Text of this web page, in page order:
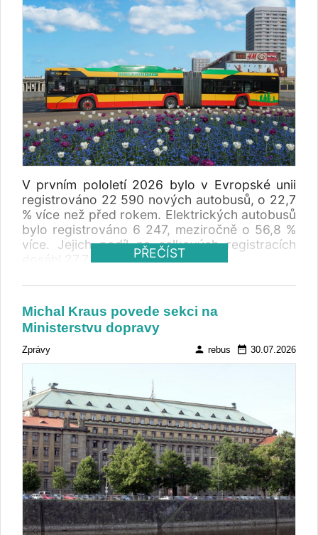
V prvním pololetí 2026 bylo v Evropské unii
registrováno 22 590 nových autobusů, o 22,7
% více než před rokem. Elektrických autobusů
bylo registrováno 6 247, meziročně o 56,8 %
více. Jejich podíl na celkových registracích
dosáhl 27,7 %.
PŘEČÍST
Michal Kraus povede sekci na
Ministerstvu dopravy
Zprávy person rebus date_range 30.07.2026